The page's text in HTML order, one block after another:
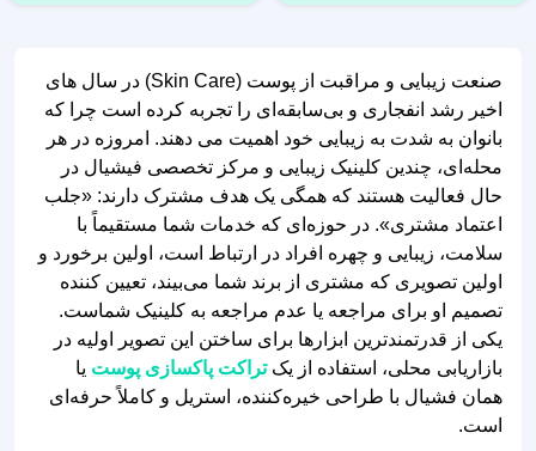
صنعت زیبایی و مراقبت از پوست (Skin Care) در سال‌ های
اخیر رشد انفجاری و بی‌سابقه‌ای را تجربه کرده است چرا که
بانوان به شدت به زیبایی خود اهمیت می دهند. امروزه در هر
محله‌ای، چندین کلینیک زیبایی و مرکز تخصصی فیشیال در
حال فعالیت هستند که همگی یک هدف مشترک دارند: «جلب
اعتماد مشتری». در حوزه‌ای که خدمات شما مستقیماً با
سلامت، زیبایی و چهره افراد در ارتباط است، اولین برخورد و
اولین تصویری که مشتری از برند شما می‌بیند، تعیین‌ کننده
تصمیم او برای مراجعه یا عدم مراجعه به کلینیک شماست.
یکی از قدرتمندترین ابزارها برای ساختن این تصویر اولیه در
بازاریابی محلی، استفاده از یکتراکت پاکسازی پوست یا
همان فشیال با طراحی خیره‌کننده، استریل و کاملاً حرفه‌ای
است.